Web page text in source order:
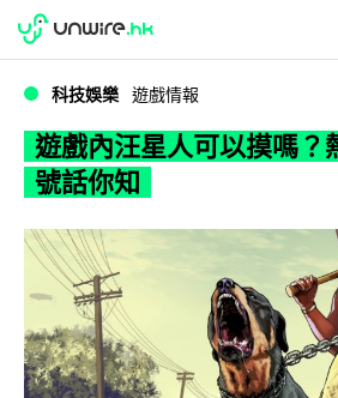
WWDC 2026
科技娛樂 遊戲情報
遊戲內汪星人可以摸嗎
號話你知